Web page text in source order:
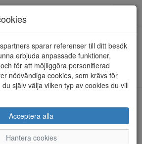
4 DAGAR INOM SVERIGE
sparar referenser till ditt besök
erbjuda anpassade funktioner,
för att möjliggöra personifierad
nödvändiga cookies, som krävs för
själv välja vilken typ av cookies du vill
Acceptera alla
Hantera cookies